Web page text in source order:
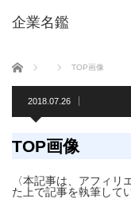
企業名鑑
ホーム TOP画像
2018.07.26
TOP画像
〈本記事は、アフィ
た上で記事を執筆して